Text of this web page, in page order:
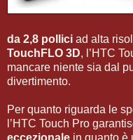
da 2,8 pollici ad alta
TouchFLO 3D, l’HTC
mancare niente sia dal
divertimento.
Per quanto riguarda le
l’HTC Touch Pro
eccezionale in quanto è